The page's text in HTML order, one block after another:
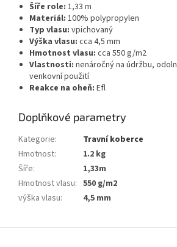
Šíře role: 1,33 m
Materiál: 100% polypropylen
Typ vlasu: vpichovaný
Výška vlasu: cca 4,5 mm
Hmotnost vlasu: cca 550 g/m2
Vlastnosti: nenáročný na údržbu,
venkovní použití
Reakce na oheň: Efl
Doplňkové parametry
Kategorie:
Travní koberce
Hmotnost:
1.2 kg
Šíře:
1,33m
Hmotnost vlasu: 550 g/m2
výška vlasu: 4,5 mm